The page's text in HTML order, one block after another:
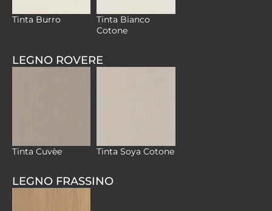
Tinta Burro
Tinta Bianco
Cotone
LEGNO ROVERE
Tinta Cuvèe Tinta Soya Cotone
LEGNO FRASSINO